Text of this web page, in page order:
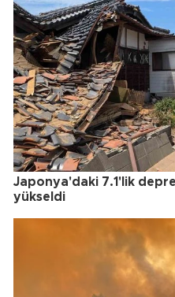
Japonya'daki 7.1'lik
yükseldi